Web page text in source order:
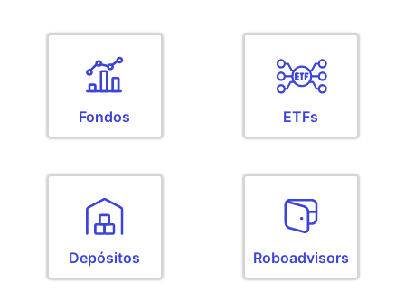
Fondos ETFs
Depósitos Roboadvisors